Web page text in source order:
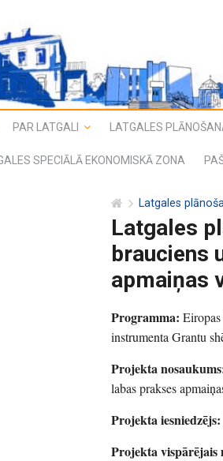
PAR LATGALI LATGALES
SPECIĀLĀ EKONOMISKĀ ZONA
Latgales
Latgales
brauciens
apmaiņas
Programma:
instrumenta Grantu
Projekta
labas prakses
Projekta iesniedzējs:
Projekta vispārējais